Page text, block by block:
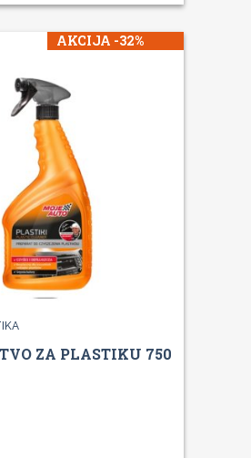
AKCIJA -32%
ZA PLASTIKU 750